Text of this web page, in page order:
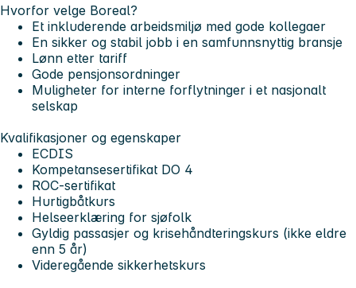
Hvorfor velge Boreal?
Et inkluderende arbeidsmiljø med gode kollegaer
En sikker og stabil jobb i en samfunnsnyttig bransje
Lønn etter tariff
Gode pensjonsordninger
Muligheter for interne forflytninger i et nasjonalt
selskap
Kvalifikasjoner og egenskaper
ECDIS
Kompetansesertifikat DO 4
ROC-sertifikat
Hurtigbåtkurs
Helseerklæring for sjøfolk
Gyldig passasjer og krisehåndteringskurs (ikke eldre
enn 5 år)
Videregående sikkerhetskurs